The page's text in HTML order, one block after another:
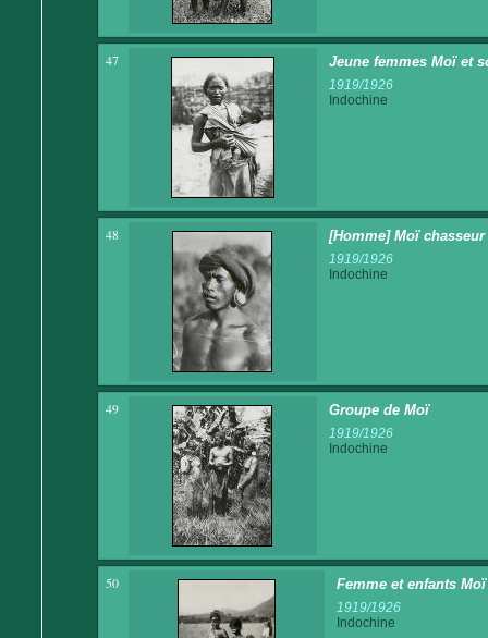
47 Jeune femmes Moï et
1919/1926
Indochine
48 [Homme] Moï
1919/1926
Indochine
49 Groupe de Moï
1919/1926
Indochine
50 Femme et enfants Moï
1919/1926
Indochine